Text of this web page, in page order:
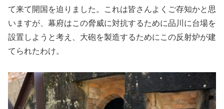
て来て開国を迫りました。これは皆さんよくご存知かと思
いますが、幕府はこの脅威に対抗するために品川に台場を
設置しようと考え、大砲を製造するためにこの反射炉が建
てられたわけ。